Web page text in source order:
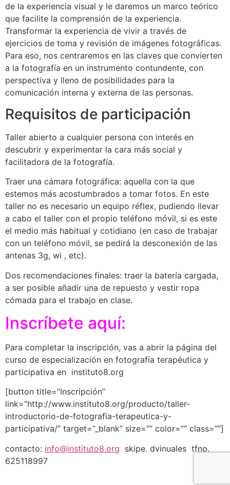
de la experiencia visual y le daremos un marco teórico
que facilite la comprensión de la experiencia.
Transformar la experiencia de vivir a través de
ejercicios de toma y revisión de imágenes fotográficas.
Para eso, nos centraremos en las claves que convierten
a la fotografía en un instrumento contundente, con
perspectiva y lleno de posibilidades para la
comunicación interna y externa de las personas.
Requisitos de participación
Taller abierto a cualquier persona con interés en
descubrir y experimentar la cara más social y
facilitadora de la fotografía.
Traer una cámara fotográfica: aquella con la que
estemos más acostumbrados a tomar fotos. En este
taller no es necesario un equipo réflex, pudiendo llevar
a cabo el taller con el propio teléfono móvil, si es este
el medio más habitual y cotidiano (en caso de trabajar
con un teléfono móvil, se pedirá la desconexión de las
antenas 3g, wi , etc).
Dos recomendaciones finales: traer la batería cargada,
a ser posible añadir una de repuesto y vestir ropa
cómada para el trabajo en clase.
Inscríbete aquí:
Para completar la inscripción, vas a abrir la página del
curso de especialización en fotografía terapéutica y
participativa en instituto8.org
[button title=”Inscripción”
link=”http://www.instituto8.org/producto/taller-
introductorio-de-fotografia-terapeutica-y-
participativa/” target=”_blank” size=”” color=”” class=””]
contacto: info@instituto8.org skipe. dvinuales tfno.
625118997